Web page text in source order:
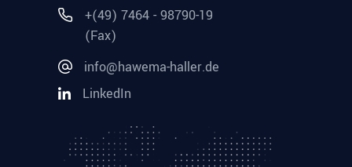
+(49) 7464 - 98790-19
(Fax)
info@hawema-haller.de
LinkedIn